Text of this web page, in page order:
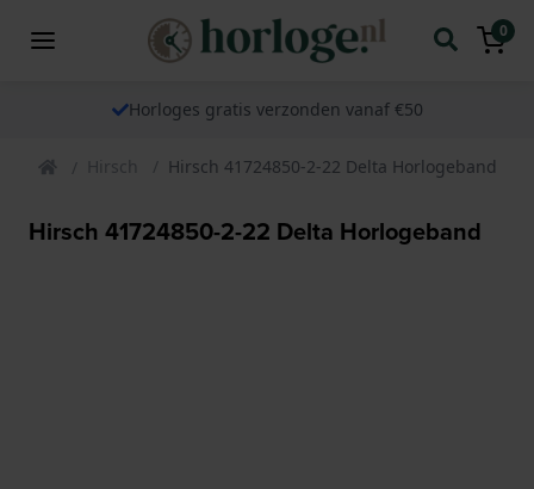
0
Horloges gratis verzonden vanaf €50
Hirsch Hirsch 41724850-2-22 Delta Horlogeband
Hirsch 41724850-2-22 Delta Horlogeband